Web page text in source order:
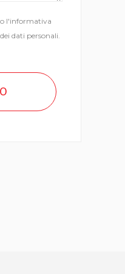
l'informativa
dati personali.